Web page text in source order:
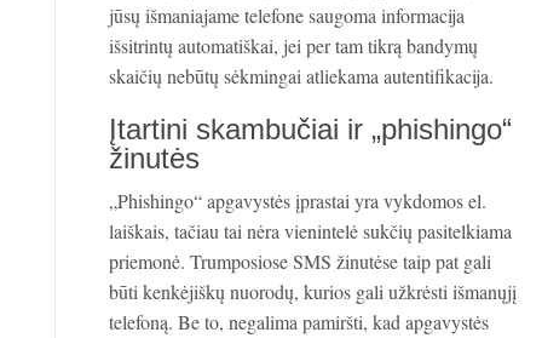
jūsų išmaniajame telefone saugoma informacija
išsitrintų automatiškai, jei per tam tikrą bandymų
skaičių nebūtų sėkmingai atliekama autentifikacija.
Įtartini skambučiai ir „phishingo“
žinutės
„Phishingo“ apgavystės įprastai yra vykdomos el.
laiškais, tačiau tai nėra vienintelė sukčių pasitelkiama
priemonė. Trumposiose SMS žinutėse taip pat gali
būti kenkėjiškų nuorodų, kurios gali užkrėsti išmanųjį
telefoną. Be to, negalima pamiršti, kad apgavystės